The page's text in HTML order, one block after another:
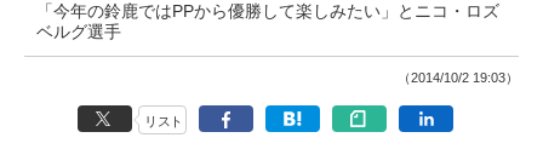
「今年の鈴鹿ではPPから優勝して楽しみたい」とニコ・ロズ
ベルグ選手
（2014/10/2 19:03）
リスト